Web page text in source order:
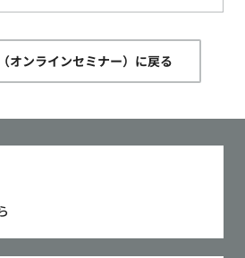
オンラインセミナー）に戻る